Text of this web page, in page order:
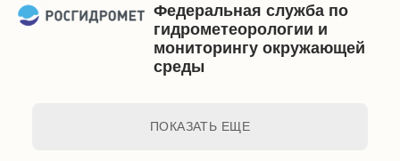
Федеральная служба по
гидрометеорологии и
мониторингу окружающей
среды
ПОКАЗАТЬ ЕЩЕ